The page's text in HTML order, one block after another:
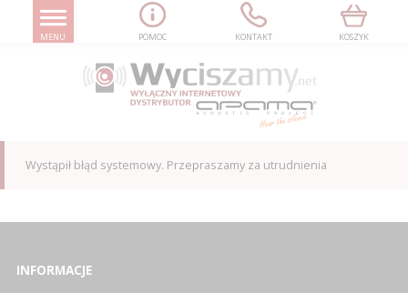
MENU POMOC KONTAKT KOSZYK
Wystąpił błąd systemowy. Przepraszamy za utrudnienia
INFORMACJE